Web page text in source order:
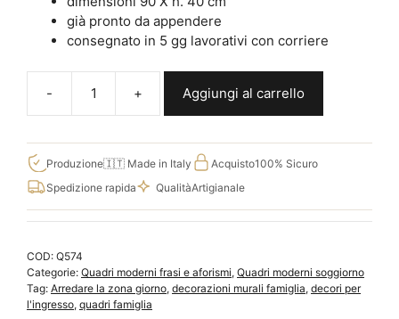
già pronto da appendere
consegnato in 5 gg lavorativi con corriere
Idee
decorative
da
muro
con
moderno
quantità
Aggiungi al carrello
Produzione🇮🇹 Made in Italy Acquisto100% Sicuro
Spedizione rapida
QualitàArtigianale
COD: Q574
Categorie: Quadri moderni frasi e aforismi, Quadri moderni soggiorno
Tag: Arredare la zona giorno, decorazioni murali famiglia, decori per
l'ingresso, quadri famiglia